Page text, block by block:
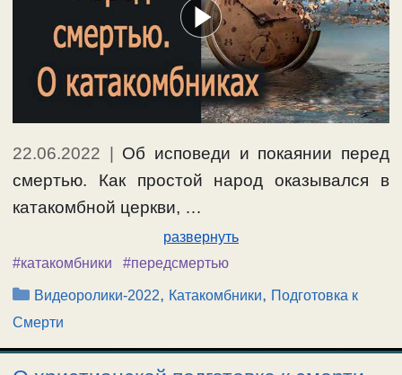
22.06.2022
Об исповеди и покаянии перед
смертью. Как простой народ оказывался в
катакомбной церкви, …
развернуть
#катакомбники
#передсмертью
Рубрики
Видеоролики-2022, Катакомбники, Подготовка к
Смерти